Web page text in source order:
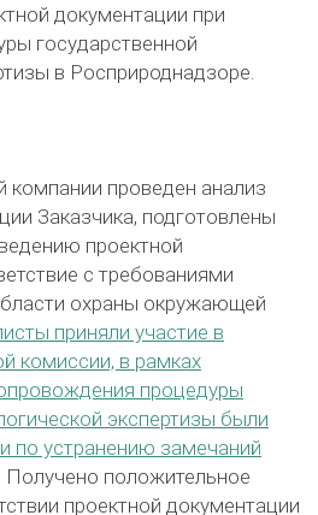
документации при
государственной
в Росприроднадзоре.
компании проведен анализ
Заказчика, подготовлены
проектной
с требованиями
охраны окружающей
приняли участие в
комиссии, в рамках
процедуры
экспертизы были
по устранению замечаний
. Получено положительное
проектной документации